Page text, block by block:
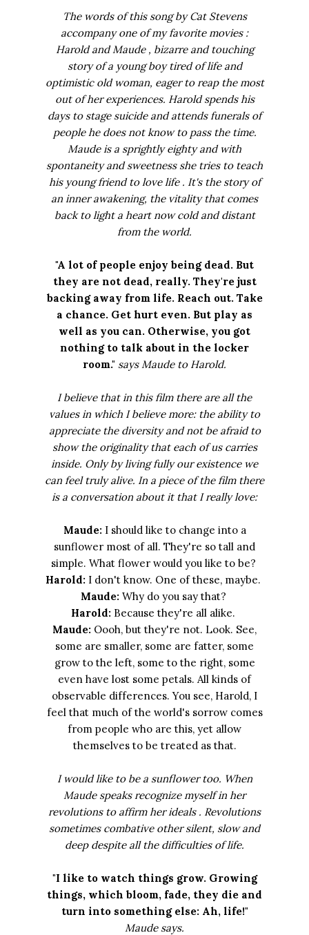
The words of this song by Cat Stevens
accompany one of my favorite movies :
Harold and Maude , bizarre and touching
story of a young boy tired of life and
optimistic old woman, eager to reap the most
out of her experiences. Harold spends his
days to stage suicide and attends funerals of
people he does not know to pass the time.
Maude is a sprightly eighty and with
spontaneity and sweetness she tries to teach
his young friend to love life . It's the story of
an inner awakening, the vitality that comes
back to light a heart now cold and distant
from the world.
"A lot of people enjoy being dead. But
they are not dead, really. They're just
backing away from life. Reach out. Take
a chance. Get hurt even. But play as
well as you can. Otherwise, you got
nothing to talk about in the locker
room." says Maude to Harold.
I believe that in this film there are all the
values ​​in which I believe more: the ability to
appreciate the diversity and not be afraid to
show the originality that each of us carries
inside. Only by living fully our existence we
can feel truly alive. In a piece of the film there
is a conversation about it that I really love:
Maude:I should like to change into a
sunflower most of all. They're so tall and
simple. What flower would you like to be?
Harold: I don't know. One of these, maybe.
Maude:Why do you say that?
Harold: Because they're all alike.
Maude: Oooh, but they're not. Look. See,
some are smaller, some are fatter, some
grow to the left, some to the right, some
even have lost some petals. All kinds of
observable differences. You see, Harold, I
feel that much of the world's sorrow comes
from people who are this, yet allow
themselves to be treated as that.
I would like to be a sunflower too. When
Maude speaks recognize myself in her
revolutions to affirm her ideals . Revolutions
sometimes combative other silent, slow and
deep despite all the difficulties of life.
"I like to watch things grow. Growing
things, which bloom, fade, they die and
turn into something else: Ah, life!"
Maude says.